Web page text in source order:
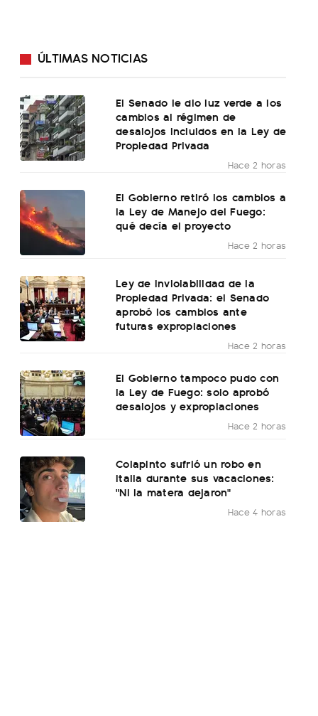
ÚLTIMAS NOTICIAS
El Senado le dio luz verde a los
cambios al régimen de
desalojos incluidos en la Ley de
Propiedad Privada
Hace 2 horas
El Gobierno retiró los cambios a
la Ley de Manejo del Fuego:
qué decía el proyecto
Hace 2 horas
Ley de Inviolabilidad de la
Propiedad Privada: el Senado
aprobó los cambios ante
futuras expropiaciones
Hace 2 horas
El Gobierno tampoco pudo con
la Ley de Fuego: solo aprobó
desalojos y expropiaciones
Hace 2 horas
Colapinto sufrió un robo en
Italia durante sus vacaciones:
"Ni la matera dejaron"
Hace 4 horas